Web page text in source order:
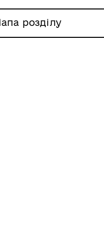
розділу